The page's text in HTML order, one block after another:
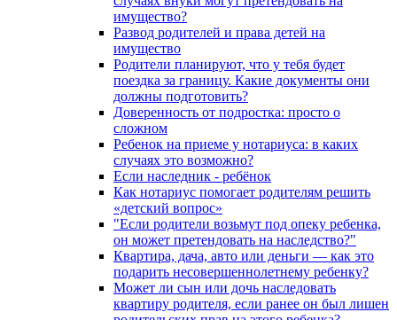
имущество?
Развод родителей и права детей на
имущество
Родители планируют, что у тебя будет
поездка за границу. Какие документы они
должны подготовить?
Доверенность от подростка: просто о
сложном
Ребенок на приеме у нотариуса: в каких
случаях это возможно?
Если наследник - ребёнок
Как нотариус помогает родителям решить
«детский вопрос»
"Если родители возьмут под опеку ребенка,
он может претендовать на наследство?"
Квартира, дача, авто или деньги — как это
подарить несовершеннолетнему ребенку?
Может ли сын или дочь наследовать
квартиру родителя, если ранее он был лишен